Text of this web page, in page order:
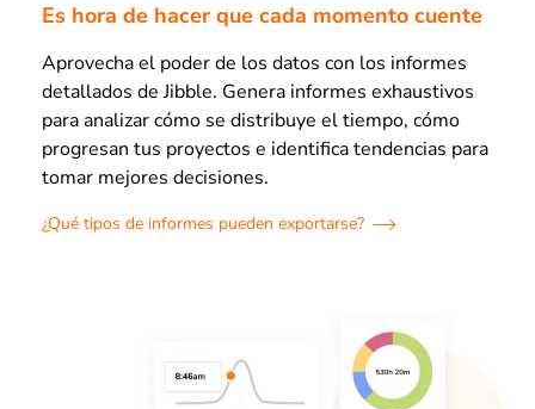
Es hora de hacer que cada momento cuente
Aprovecha el poder de los datos con los informes
detallados de Jibble. Genera informes exhaustivos
para analizar cómo se distribuye el tiempo, cómo
progresan tus proyectos e identifica tendencias para
tomar mejores decisiones.
¿Qué tipos de informes pueden exportarse?